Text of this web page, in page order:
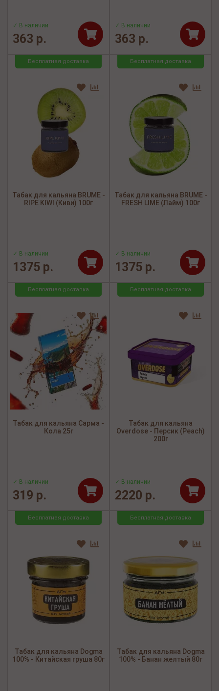
✓ В наличии
363 р.
✓ В наличии
363 р.
Бесплатная доставка
Табак для кальяна BRUME -
RIPE KIWI (Киви) 100г
✓ В наличии
1375 р.
Бесплатная доставка
Табак для кальяна BRUME -
FRESH LIME (Лайм) 100г
✓ В наличии
1375 р.
Бесплатная доставка
Табак для кальяна Сарма -
Кола 25г
✓ В наличии
319 р.
Бесплатная доставка
Табак для кальяна
Overdose - Персик (Peach)
200г
✓ В наличии
2220 р.
Бесплатная доставка
Табак для кальяна Dogma
100% - Китайская груша 80г
Бесплатная доставка
Табак для кальяна Dogma
100% - Банан желтый 80г